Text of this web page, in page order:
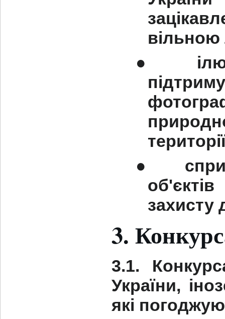
вільною
●
●
захисту
3.
3.1.
України,
які